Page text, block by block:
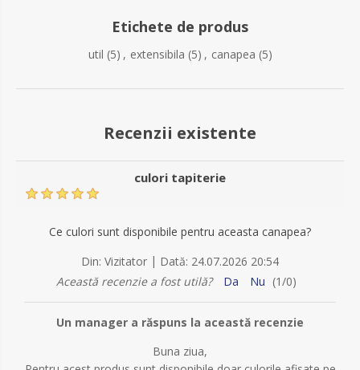
Etichete de produs
util (5) , extensibila (5) , canapea (5)
Recenzii existente
culori tapiterie
Ce culori sunt disponibile pentru aceasta canapea?
Din: Vizitator | Dată: 24.07.2026 20:54
Această recenzie a fost utilă?
Da Nu (1/0)
Un manager a răspuns la această recenzie
Buna ziua,